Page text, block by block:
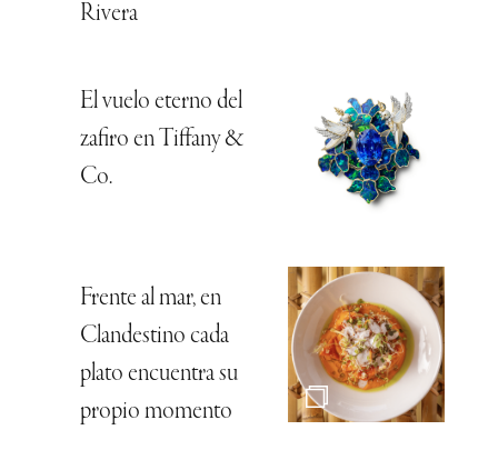
Rivera
El vuelo eterno del
zafiro en Tiffany &
Co.
Frente al mar, en
Clandestino cada
plato encuentra su
propio momento